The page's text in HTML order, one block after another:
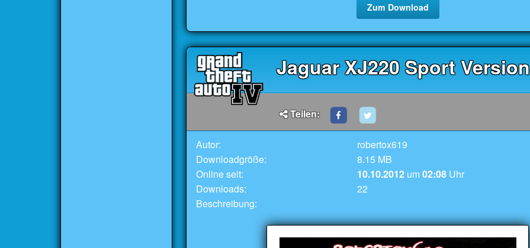
Zum Download
Jaguar XJ220 Sport Version
Teilen:
Autor:
robertox619
Downloadgröße:
8.15 MB
Online seit:
10.10.2012um02:08Uhr
Downloads:
22
Beschreibung: